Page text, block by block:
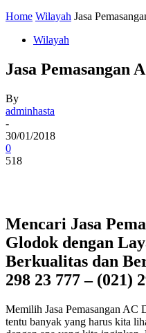
Home Wilayah Jasa
Wilayah
Jasa Pemasangan
By
adminhasta
-
30/01/2018
0
518
Mencari Jasa
Glodok dengan
Berkualitas dan
298 23 777 – (021)
Memilih Jasa Pemasangan
tentu banyak yang harus kita